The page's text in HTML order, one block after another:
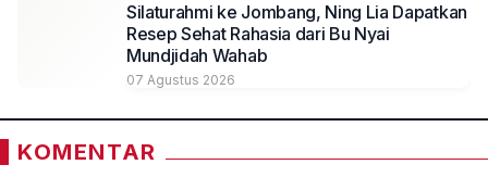
Silaturahmi ke Jombang, Ning Lia Dapatkan
Resep Sehat Rahasia dari Bu Nyai
Mundjidah Wahab
07 Agustus 2026
KOMENTAR